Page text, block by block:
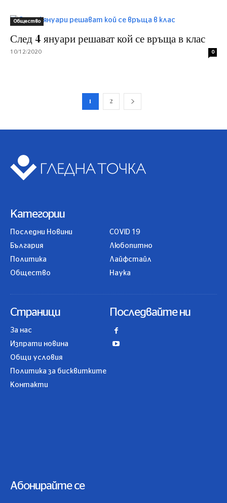
Общество
След 4 януари решават кой се връща в клас
10/12/2020 0
1 2
Категории
Последни Новини
България
Политика
Общество
COVID 19
Любопитно
Лайфстайл
Наука
Страници
За нас
Изпрати новина
Общи условия
Политика за бисквитките
Контакти
Последвайте ни
Абонирайте се